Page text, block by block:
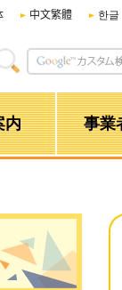
中文繁體 한글
内 事業